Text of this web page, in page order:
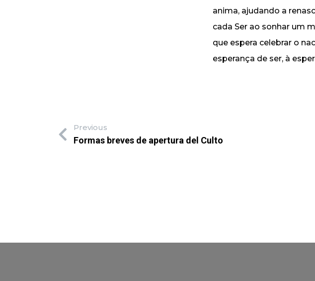
anima, ajudando a
cada Ser ao sonhar um
que espera celebrar o
esperança de ser, à
Previous
Formas breves de apertura del Culto